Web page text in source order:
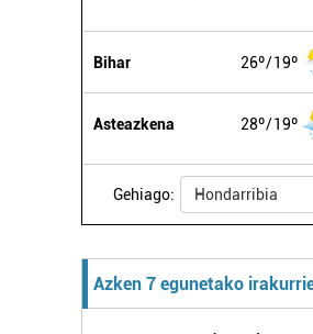
Bihar 26º 19º
Asteazkena 28º 19º
Gehiago: Hondarribia
Azken 7 egunetako